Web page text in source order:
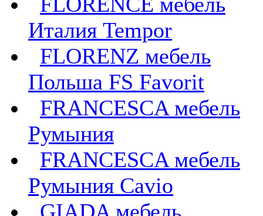
Италия Tempor
FLORENZ мебель
Польша FS Favorit
FRANCESCA мебель
Румыния
FRANCESCA мебель
Румыния Cavio